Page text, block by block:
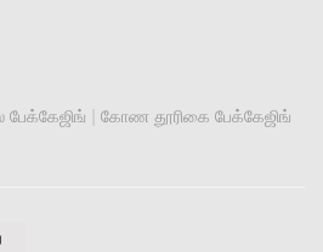
பேக்கேஜிங்
கோண தூரிகை பேக்கேஜிங்